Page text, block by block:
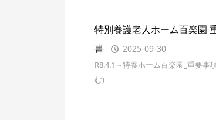
特別養護老人ホーム百楽園
書
2025-09-30
R8.4.1～特養ホーム百楽園_重要事
む)